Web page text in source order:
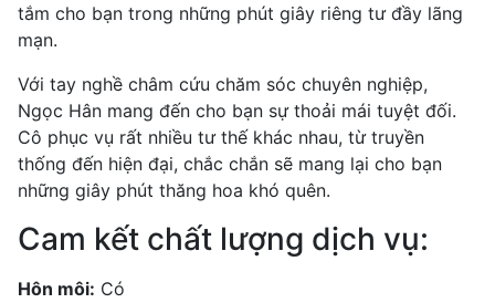
tắm cho bạn trong những phút giây riêng tư đầy lãng
mạn.
Với tay nghề châm cứu chăm sóc chuyên nghiệp,
Ngọc Hân mang đến cho bạn sự thoải mái tuyệt đối.
Cô phục vụ rất nhiều tư thế khác nhau, từ truyền
thống đến hiện đại, chắc chắn sẽ mang lại cho bạn
những giây phút thăng hoa khó quên.
Cam kết chất lượng dịch vụ:
Hôn môi: Có